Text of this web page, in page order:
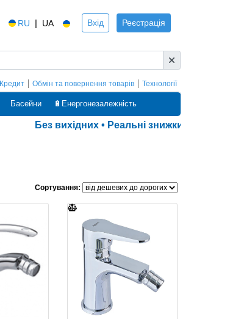
RU | UA Вхід Реєстрація
Кредит Обмін та повернення товарів Технології
Басейни 🔋Енергонезалежність
Без вихідних • Реальні знижки • Оплата
Сортування: